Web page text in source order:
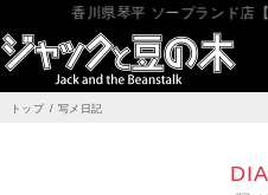
香川県琴平 ソープランド店
トップ 写メ日記